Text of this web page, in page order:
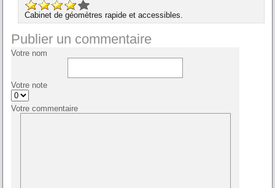
Cabinet de géomètres rapide et accessibles.
Publier un commentaire
Votre nom
Votre note
Votre commentaire